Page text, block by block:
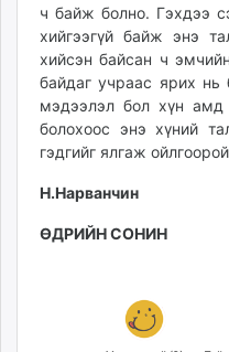
ч байж болно. Гэхдээ
хийгээгүй байж энэ
хийсэн байсан ч
байдаг учраас ярих нь
мэдээлэл бол хүн амд
болохоос энэ хүний
гэдгийг ялгаж
Н.Нарванчин
ӨДРИЙН СОНИН